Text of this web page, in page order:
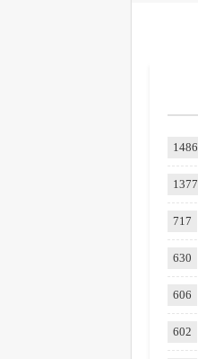
1486
1377
717
630
606
602